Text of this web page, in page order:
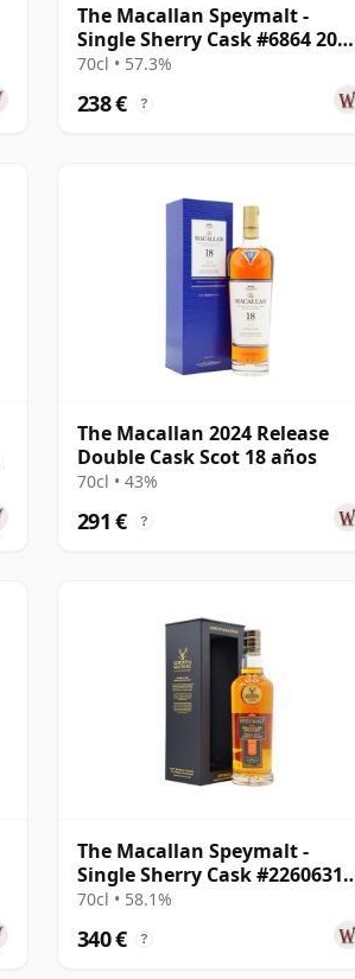
The Macallan Speymalt -
Single Sherry Cask #6864 2005
18 años
70cl • 57.3%
238 € ?
The Macallan 2024 Release
Double Cask Scot 18 años
70cl • 43%
291 € ?
The Macallan Speymalt -
Single Sherry Cask #22606318
2005 19 años
70cl • 58.1%
340 € ?